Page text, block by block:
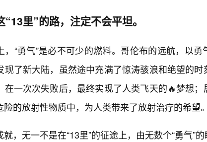
里”的路，注定不会平坦。
，“勇气”是必不可少的燃料。哥伦布的远航，以
现了新大陆，虽然途中充满了惊涛骇浪和绝望的
一次次失败后，最终实现了人类飞天的🔥梦想；
的放射性物质中，为人类带来了放射治疗的希望。
，无一不是在“13里”的征途上，由无数个“勇气”的